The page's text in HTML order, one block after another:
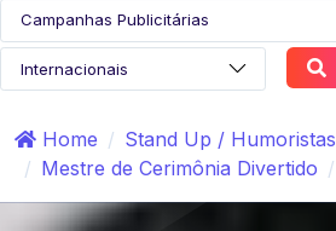
Home Stand Up / Humoristas
Mestre de Cerimônia Divertido